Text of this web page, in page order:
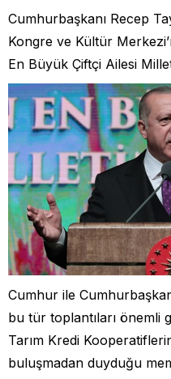
Cumhurbaşkanı Recep
Kongre ve Kültür
En Büyük Çiftçi Ailesi
Cumhur ile
bu tür toplantıları
Tarım Kredi
buluşmadan duyduğu